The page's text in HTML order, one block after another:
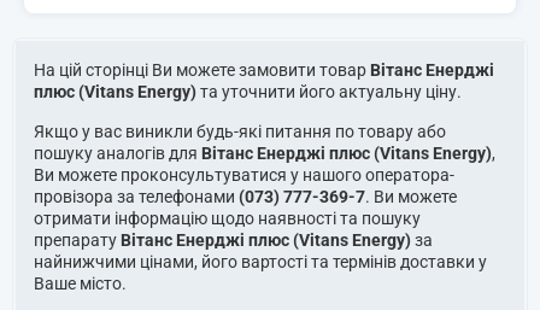
На цій сторінці Ви можете замовити товар Вітанс Енерджі
плюс (Vitans Energy)та уточнити його актуальну ціну.
Якщо у вас виникли будь-які питання по товару або
пошуку аналогів для Вітанс Енерджі плюс (Vitans Energy),
Ви можете проконсультуватися у нашого оператора-
провізора за телефонами (073) 777-369-7. Ви можете
отримати інформацію щодо наявності та пошуку
препарату Вітанс Енерджі плюс (Vitans Energy)за
найнижчими цінами, його вартості та термінів доставки у
Ваше місто.